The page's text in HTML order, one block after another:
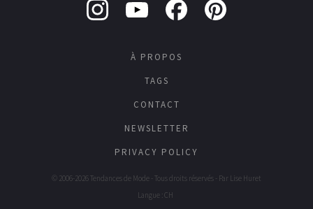
À PROPOS
TAGS
CONTACT
NEWSLETTER
PRIVACY POLICY
© 2006-2026 Tendances de Mode - Tous droits réservés - Par Lise Huret
Langue : CH